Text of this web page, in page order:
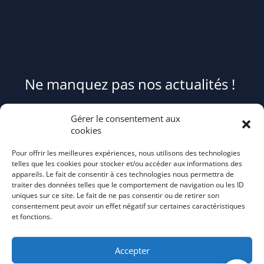
Gérer le consentement aux
cookies
Pour offrir les meilleures expériences, nous utilisons des technologies
telles que les cookies pour stocker et/ou accéder aux informations des
appareils. Le fait de consentir à ces technologies nous permettra de
traiter des données telles que le comportement de navigation ou les ID
uniques sur ce site. Le fait de ne pas consentir ou de retirer son
consentement peut avoir un effet négatif sur certaines caractéristiques
et fonctions.
Accepter
Ne manquez pas nos actualités !
conseils et astuces pour mieux trier et réduire vos déchets,
vous au flash info bi-mensuel Tri Action!